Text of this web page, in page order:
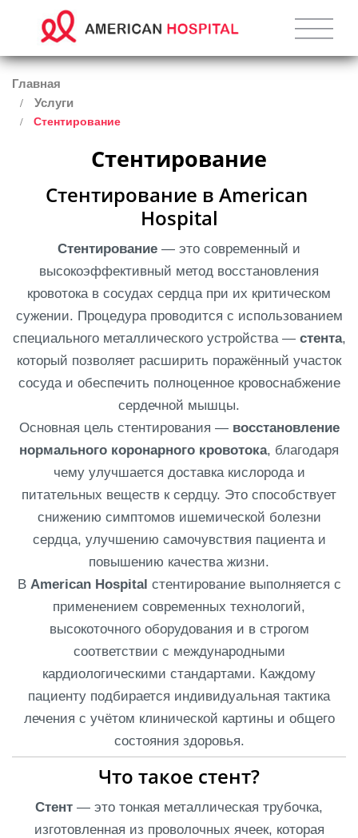
Главная
Услуги
Стентирование
Стентирование
Стентирование в American
Hospital
Стентирование — это современный и
высокоэффективный метод восстановления
кровотока в сосудах сердца при их критическом
сужении. Процедура проводится с использованием
специального металлического устройства — стента,
который позволяет расширить поражённый участок
сосуда и обеспечить полноценное кровоснабжение
сердечной мышцы.
Основная цель стентирования — восстановление
нормального коронарного кровотока, благодаря
чему улучшается доставка кислорода и
питательных веществ к сердцу. Это способствует
снижению симптомов ишемической болезни
сердца, улучшению самочувствия пациента и
повышению качества жизни.
В American Hospital стентирование выполняется с
применением современных технологий,
высокоточного оборудования и в строгом
соответствии с международными
кардиологическими стандартами. Каждому
пациенту подбирается индивидуальная тактика
лечения с учётом клинической картины и общего
состояния здоровья.
Что такое стент?
Стент — это тонкая металлическая трубочка,
изготовленная из проволочных ячеек, которая